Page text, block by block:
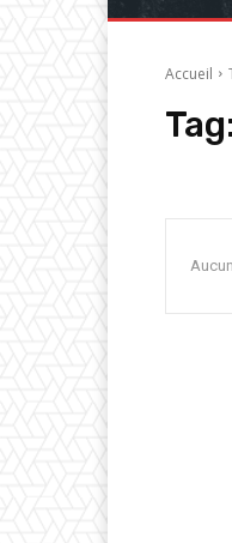
Accueil
Tag: